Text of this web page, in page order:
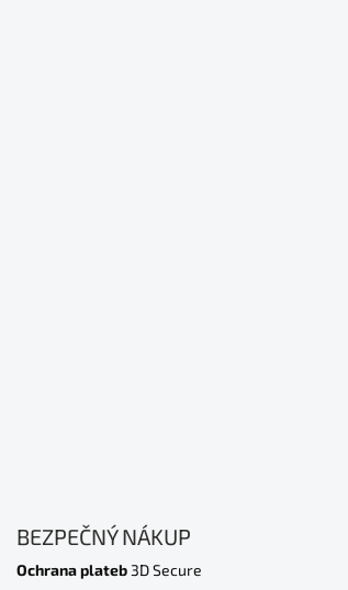
BEZPEČNÝ NÁKUP
Ochrana plateb3D Secure